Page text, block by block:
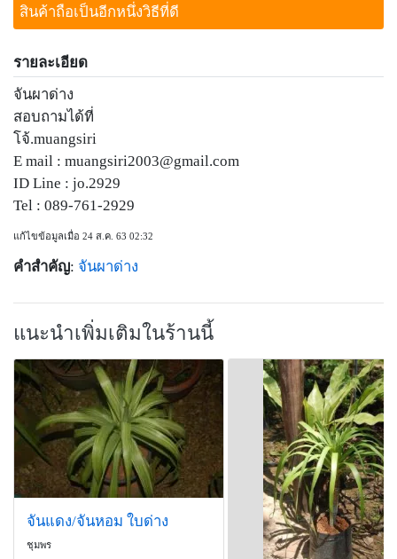
สินค้าถือเป็นอีกหนึ่งวิธีที่ดี
รายละเอียด
จันผาด่าง
สอบถามได้ที่
โจ้.muangsiri
E mail : muangsiri2003@gmail.com
ID Line : jo.2929
Tel : 089-761-2929
แก้ไขข้อมูลเมื่อ 24 ส.ค. 63 02:32
คำสำคัญ: จันผาด่าง
แนะนำเพิ่มเติมในร้านนี้
จันแดง/จันหอม ใบด่าง
ชุมพร